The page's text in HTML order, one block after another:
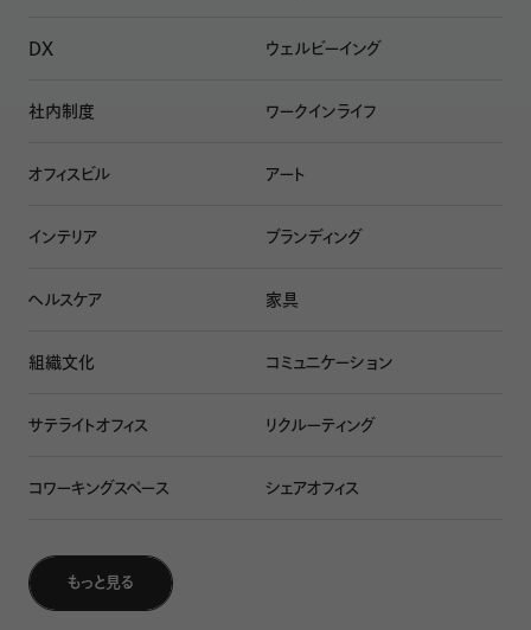
DX ウェルビーイング
社内制度 ワークインライフ
オフィスビル アート
インテリア ブランディング
ヘルスケア 家具
組織文化 コミュニケーション
サテライトオフィス リクルーティング
コワーキングスペース シェアオフィス
もっと見る